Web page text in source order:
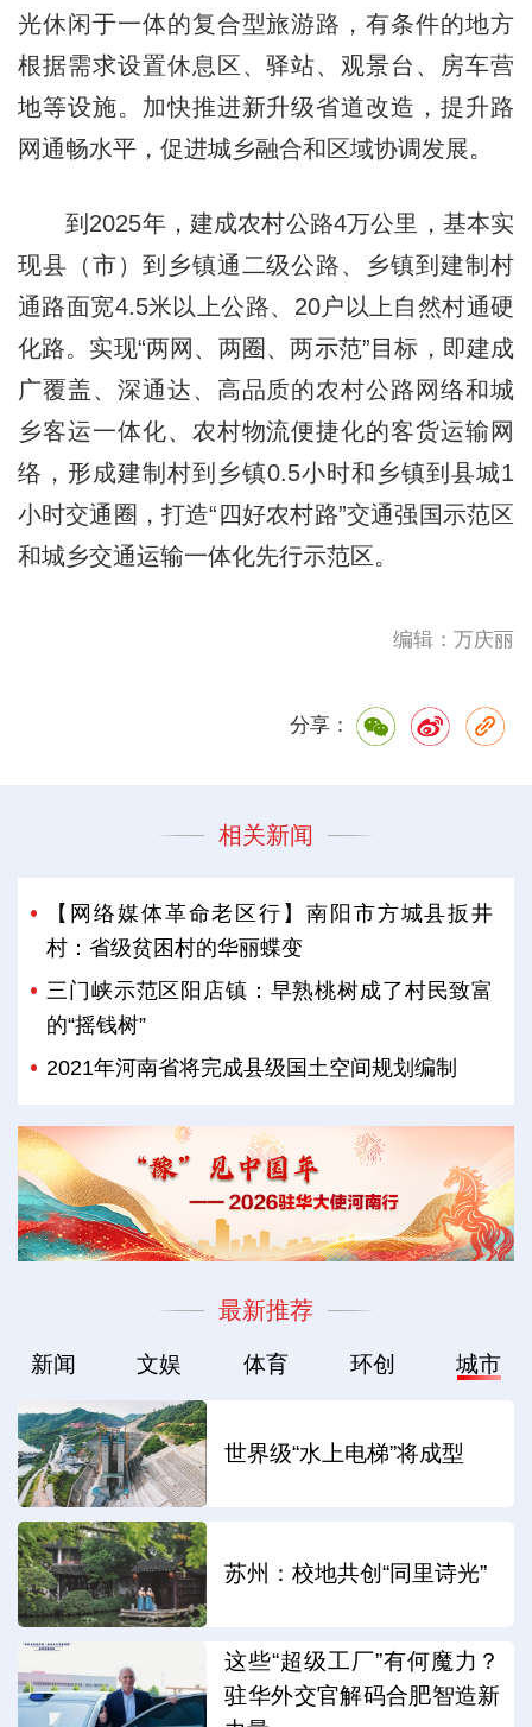
光休闲于一体的复合型旅游路，有条件的地方
根据需求设置休息区、驿站、观景台、房车营
地等设施。加快推进新升级省道改造，提升路
网通畅水平，促进城乡融合和区域协调发展。
到2025年，建成农村公路4万公里，基本实
现县（市）到乡镇通二级公路、乡镇到建制村
通路面宽4.5米以上公路、20户以上自然村通硬
化路。实现“两网、两圈、两示范”目标，即建成
广覆盖、深通达、高品质的农村公路网络和城
乡客运一体化、农村物流便捷化的客货运输网
络，形成建制村到乡镇0.5小时和乡镇到县城1
小时交通圈，打造“四好农村路”交通强国示范区
和城乡交通运输一体化先行示范区。
编辑：万庆丽
分享：
相关新闻
【网络媒体革命老区行】南阳市方城县扳井
村：省级贫困村的华丽蝶变
三门峡示范区阳店镇：早熟桃树成了村民致富
的“摇钱树”
2021年河南省将完成县级国土空间规划编制
最新推荐
新闻 文娱 体育 环创 城市
世界级“水上电梯”将成型
苏州：校地共创“同里诗光”
这些“超级工厂”有何魔力？
驻华外交官解码合肥智造新